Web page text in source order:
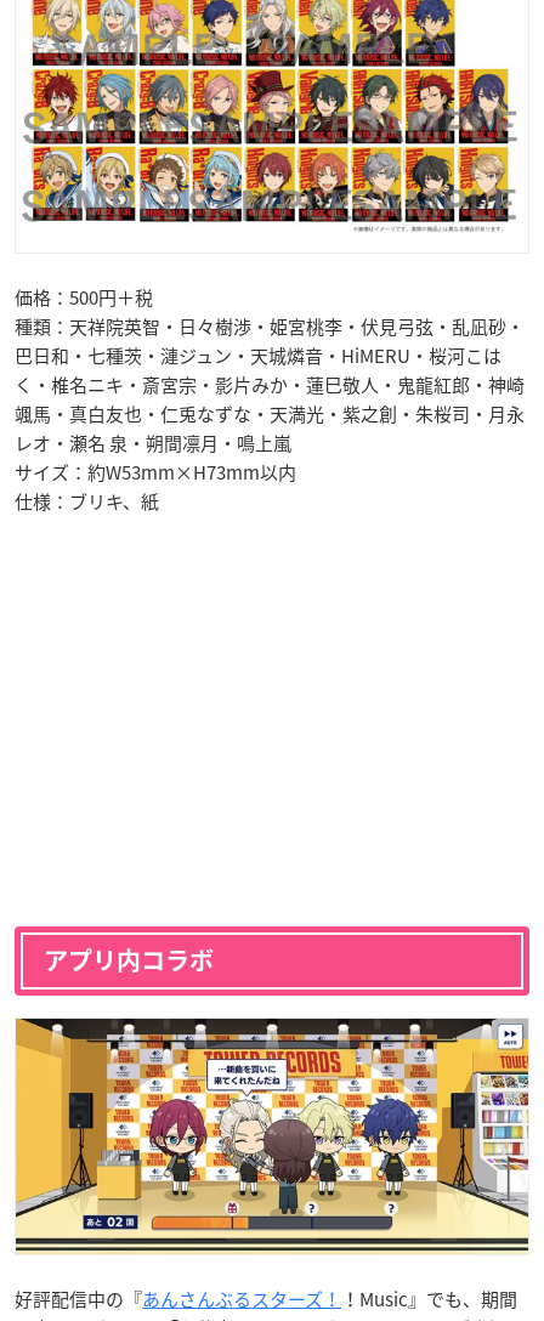
価格：500円＋税
種類：天祥院英智・日々樹渉・姫宮桃李・伏見弓弦・乱凪砂・
巴日和・七種茨・漣ジュン・天城燐音・HiMERU・桜河こは
く・椎名ニキ・斎宮宗・影片みか・蓮巳敬人・鬼龍紅郎・神崎
颯馬・真白友也・仁兎なずな・天満光・紫之創・朱桜司・月永
レオ・瀬名 泉・朔間凛月・鳴上嵐
サイズ：約W53mm×H73mm以内
仕様：ブリキ、紙
アプリ内コラボ
好評配信中の『あんさんぶるスターズ！ ！Music』でも、期間